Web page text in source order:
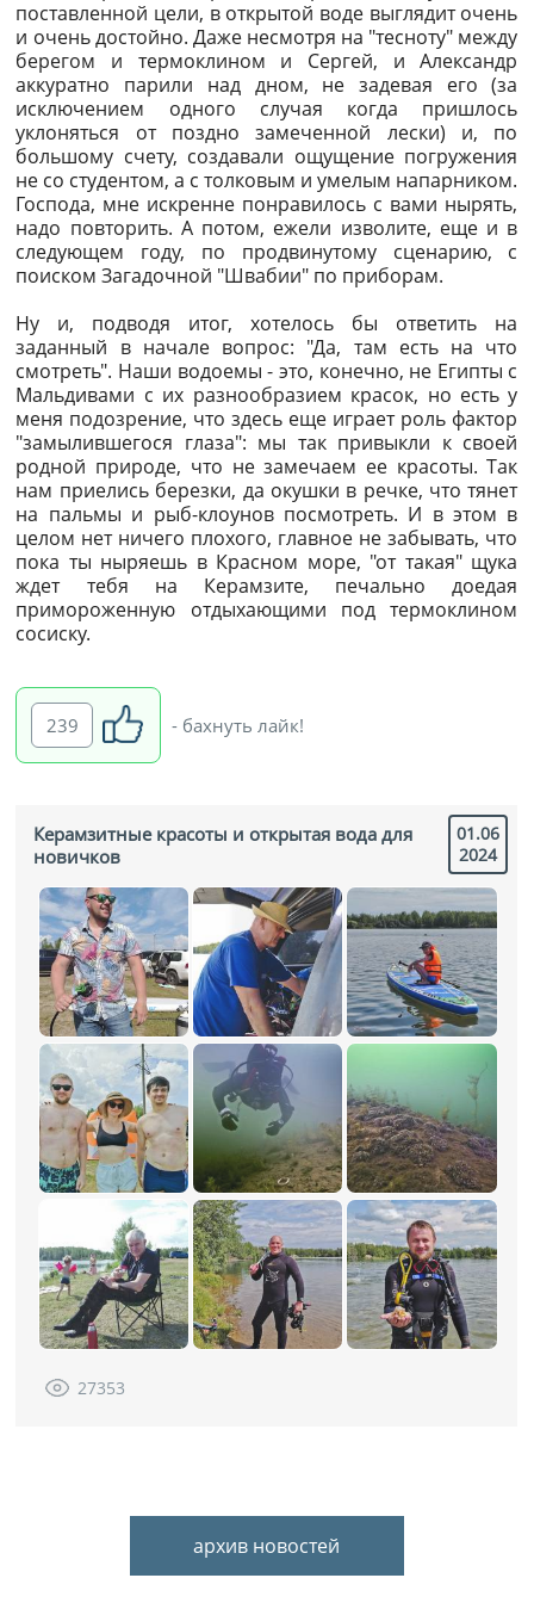
поставленной цели, в открытой воде выглядит очень
и очень достойно. Даже несмотря на "тесноту" между
берегом и термоклином и Сергей, и Александр
аккуратно парили над дном, не задевая его (за
исключением одного случая когда пришлось
уклоняться от поздно замеченной лески) и, по
большому счету, создавали ощущение погружения
не со студентом, а с толковым и умелым напарником.
Господа, мне искренне понравилось с вами нырять,
надо повторить. А потом, ежели изволите, еще и в
следующем году, по продвинутому сценарию, с
поиском Загадочной "Швабии" по приборам.
Ну и, подводя итог, хотелось бы ответить на
заданный в начале вопрос: "Да, там есть на что
смотреть". Наши водоемы - это, конечно, не Египты с
Мальдивами с их разнообразием красок, но есть у
меня подозрение, что здесь еще играет роль фактор
"замылившегося глаза": мы так привыкли к своей
родной природе, что не замечаем ее красоты. Так
нам приелись березки, да окушки в речке, что тянет
на пальмы и рыб-клоунов посмотреть. И в этом в
целом нет ничего плохого, главное не забывать, что
пока ты ныряешь в Красном море, "от такая" щука
ждет тебя на Керамзите, печально доедая
примороженную отдыхающими под термоклином
сосиску.
239 - бахнуть лайк!
01.06
2024
Керамзитные красоты и открытая вода для
новичков
27353
архив новостей